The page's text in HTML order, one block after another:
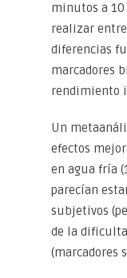
minutos a 10
realizar
diferencias
marcadores
rendimiento
Un
efectos
en agua fría
parecían
subjetivos
de la
(marcadores